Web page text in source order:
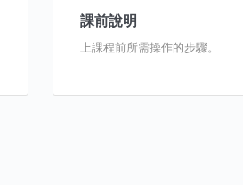
課前說明
上課程前所需操作的步驟。